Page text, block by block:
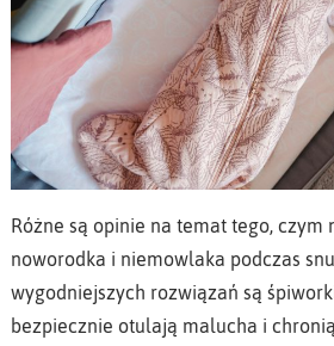
Różne są opinie na temat tego, czym
noworodka i niemowlaka podczas
wygodniejszych rozwiązań są
bezpiecznie otulają malucha i